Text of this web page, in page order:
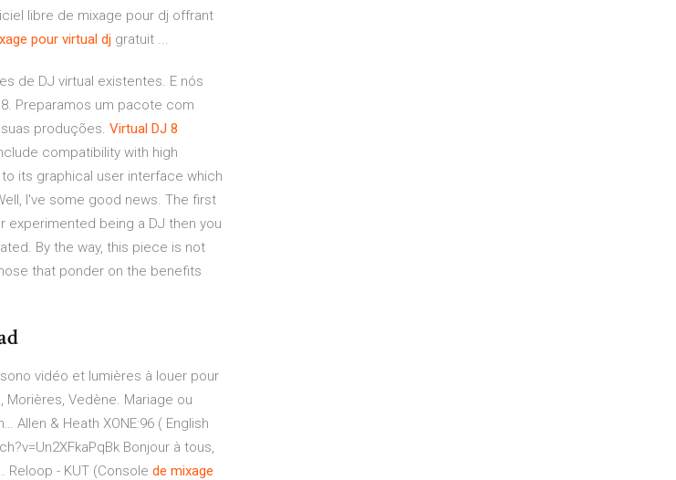
libre de mixage pour dj offrant
pour virtual dj gratuit ...
de DJ virtual existentes. E nós
Preparamos um pacote com
produções. Virtual DJ 8
compatibility with high
its graphical user interface which
I've some good news. The first
experimented being a DJ then you
By the way, this piece is not
that ponder on the benefits
vidéo et lumières à louer pour
Morières, Vedène. Mariage ou
Allen & Heath XONE:96 ( English
Bonjour à tous,
Reloop - KUT (Console de mixage